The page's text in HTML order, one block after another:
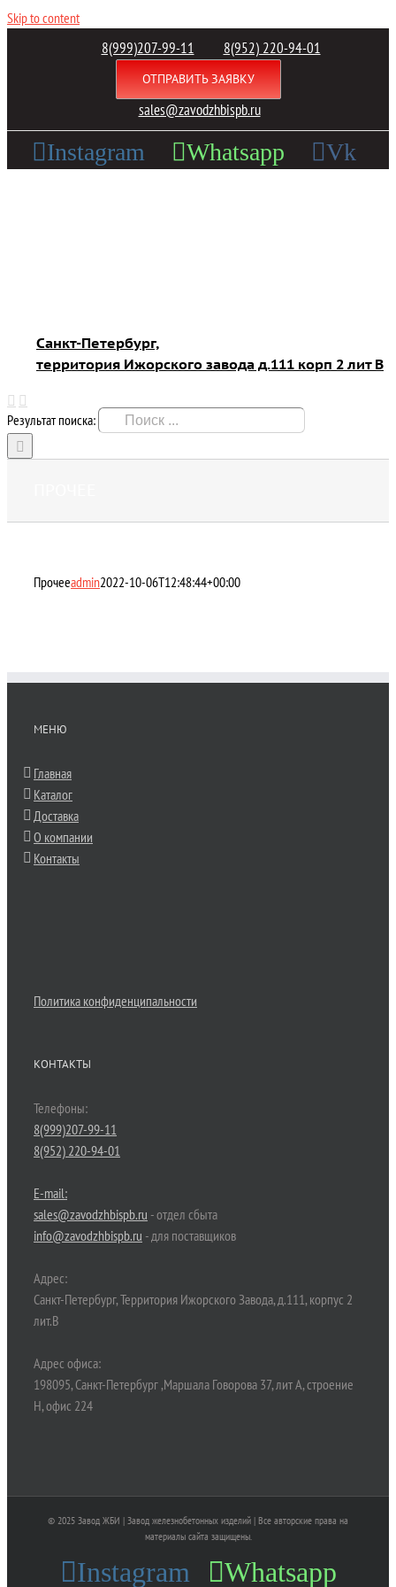
Skip to content
8(999)207-99-11 8(952) 220-94-01
ОТПРАВИТЬ ЗАЯВКУ
sales@zavodzhbispb.ru
Instagram Whatsapp Vk
Санкт-Петербург,
территория Ижорского завода д.111 корп 2 лит В
Результат поиска:
Прочееadmin2022-10-06T12:48:44+00:00
МЕНЮ
Главная
Каталог
Доставка
О компании
Контакты
Политика конфиденципальности
КОНТАКТЫ
Телефоны:
8(999)207-99-11
8(952) 220-94-01
E-mail:
sales@zavodzhbispb.ru - отдел сбыта
info@zavodzhbispb.ru - для поставщиков
Адрес:
Санкт-Петербург, Территория Ижорского Завода, д.111, корпус 2
лит.В
Адрес офиса:
198095, Санкт-Петербург ,Маршала Говорова 37, лит А, строение
Н, офис 224
© 2025 Завод ЖБИ | Завод железнобетонных изделий | Все авторские права на
материалы сайта защищены.
Instagram Whatsapp